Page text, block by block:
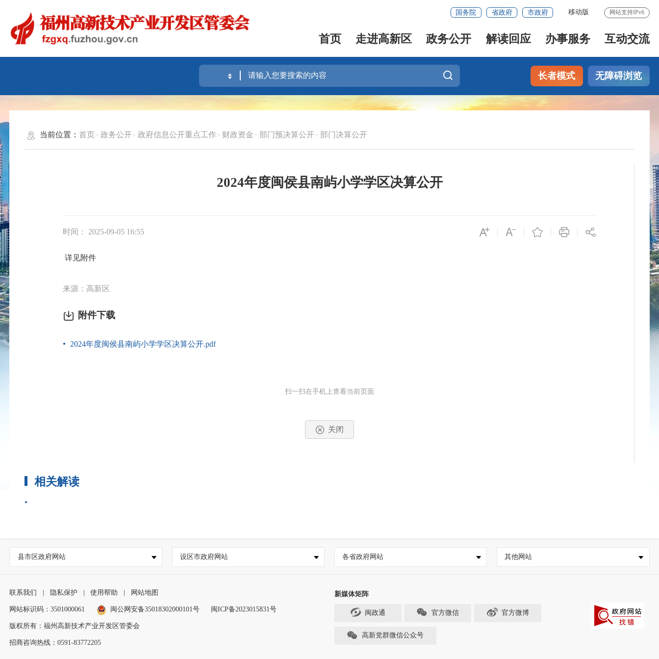
国务院 省政府 市政府 移动版 网站支持IPv6
首页 走进高新区 政务公开 解读回应 办事服务 互动交流
长者模式 无障碍浏览
当前位置： 首页 政务公开 政府信息公开重点工作 财政资金 部门预决算公开 部门决算公开
2024年度闽侯县南屿小学学区决算公开
时间： 2025-09-05 16:55
详见附件
来源：高新区
附件下载
2024年度闽侯县南屿小学学区决算公开.pdf
扫一扫在手机上查看当前页面
关闭
相关解读
县市区政府网站 设区市政府网站 各省政府网站 其他网站
联系我们 | 隐私保护 | 使用帮助 | 网站地图
网站标识码：3501000061 闽公网安备35018302000101号 闽ICP备2023015831号
版权所有：福州高新技术产业开发区管委会
招商咨询热线：0591-83772205
新媒体矩阵
闽政通 官方微信 官方微博
高新党群微信公众号